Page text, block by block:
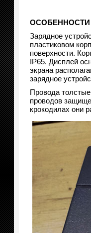
ОСОБЕННОСТИ
Зарядное
пластиковом
поверхности.
IP65. Дисплей
экрана
зарядное
Провода
проводов
крокодилах они